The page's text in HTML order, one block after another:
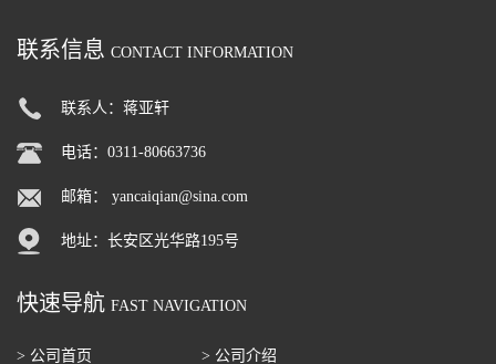
联系信息 CONTACT INFORMATION
联系人：蒋亚轩
电话：0311-80663736
邮箱： yancaiqian@sina.com
地址：长安区光华路195号
快速导航 FAST NAVIGATION
> 公司首页 > 公司介绍